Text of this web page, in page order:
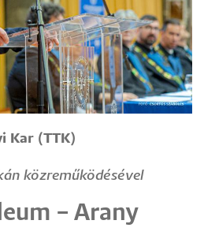
Kar (TTK)
közreműködésével
– Arany